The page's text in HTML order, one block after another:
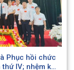
Phục hồi chức
IV; nhệm kỳ